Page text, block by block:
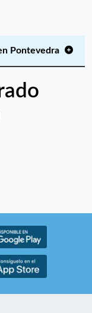
Pontevedra